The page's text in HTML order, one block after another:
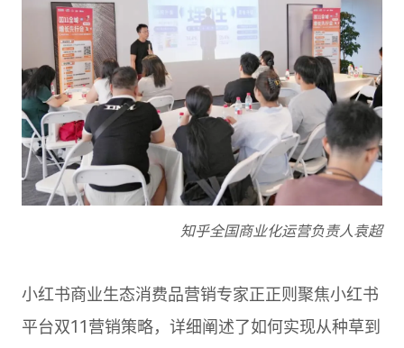
知乎全国商业化运营负责人袁超
小红书商业生态消费品营销专家正正则聚焦小红书
平台双11营销策略，详细阐述了如何实现从种草到